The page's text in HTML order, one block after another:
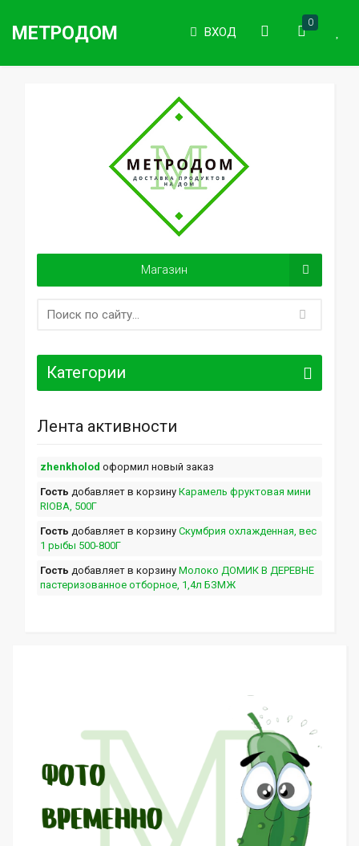
МЕТРОДОМ ВХОД
0
Магазин
Категории
Лента активности
zhenkholod оформил новый заказ
Гость добавляет в корзину Карамель фруктовая мини
RIOBA, 500Г
Гость добавляет в корзину Скумбрия охлажденная, вес
1 рыбы 500-800Г
Гость добавляет в корзину Молоко ДОМИК В ДЕРЕВНЕ
пастеризованное отборное, 1,4л БЗМЖ